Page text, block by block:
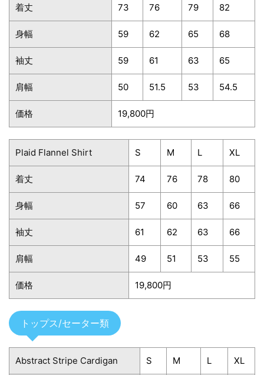
着丈 73 76 79 82
身幅 59 62 65 68
袖丈 59 61 63 65
肩幅 50 51.5 53 54.5
価格 19,800円
Plaid Flannel Shirt S M L XL
着丈 74 76 78 80
身幅 57 60 63 66
袖丈 61 62 63 66
肩幅 49 51 53 55
価格 19,800円
トップス/セーター類
Abstract Stripe Cardigan S M L XL